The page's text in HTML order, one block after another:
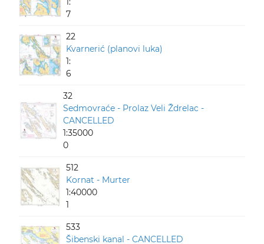
7
22
Kvarnerić (planovi luka)
1:
6
32
Sedmovraće - Prolaz Veli Ždrelac -
CANCELLED
1:35000
0
512
Kornat - Murter
1:40000
1
533
Šibenski kanal - CANCELLED